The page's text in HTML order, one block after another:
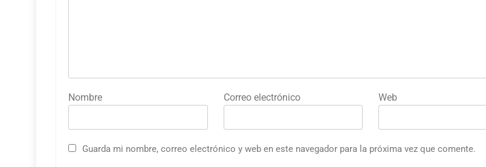
Nombre Correo electrónico Web
Guarda mi nombre, correo electrónico y web en este navegador para la próxima vez que comente.